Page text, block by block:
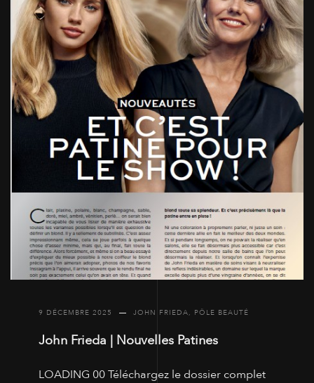
9 DÉCEMBRE 2025 JOHN FRIEDA, PÔLE BEAUTÉ
John Frieda | Nouvelles Patines
LOADING 00 Téléchargez le dossier complet